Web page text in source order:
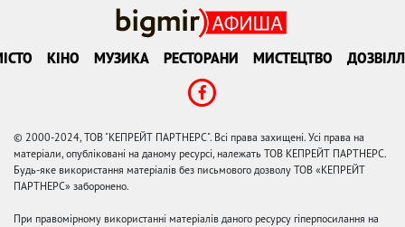
КІНО МУЗИКА РЕСТОРАНИ МИСТЕЦТВО
© 2000-2024, ТОВ "КЕПРЕЙТ ПАРТНЕРС". Всі права захищені. Усі права на
матеріали, опубліковані на даному ресурсі, належать ТОВ КЕПРЕЙТ ПАРТНЕРС.
Будь-яке використання матеріалів без письмового дозволу ТОВ «КЕПРЕЙТ
ПАРТНЕРС» заборонено.
При правомірному використанні матеріалів даного ресурсу гіперпосилання на